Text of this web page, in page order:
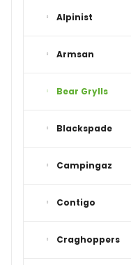
Alpinist
Armsan
Bear Grylls
Blackspade
Campingaz
Contigo
Craghoppers